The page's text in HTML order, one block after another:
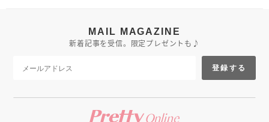
MAIL MAGAZINE
新着記事を受信。限定プレゼントも♪
登録する